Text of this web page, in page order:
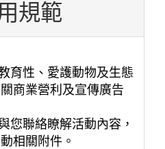
規範
育性、愛護動物及生態
商業營利及宣傳廣告
您聯絡瞭解活動內容，
相關附件。